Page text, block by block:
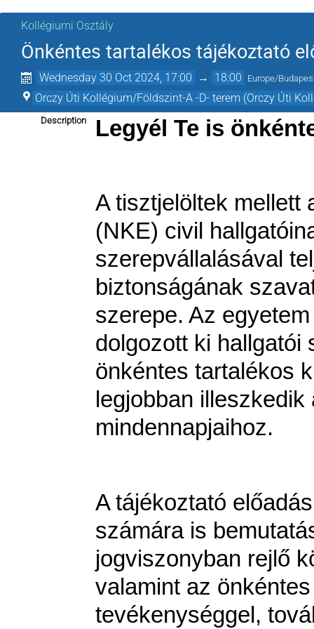
Kollégiumi Osztály
Önkéntes tartalékos tájékoztató
Wednesday 30 Oct 2024, 17:00 → 18:00 Europe/
Orczy Úti Kollégium/Földszint-A -D- terem (Orczy Úti
Description Legyél Te is
A tisztjelöltek mellett
(NKE) civil
szerepvállalásával
biztonságának
szerepe. Az
dolgozott ki hallgatói
önkéntes tartalékos
legjobban
mindennapjaihoz.
A tájékoztató
számára is
jogviszonyban rejlő
valamint az
tevékenységgel,